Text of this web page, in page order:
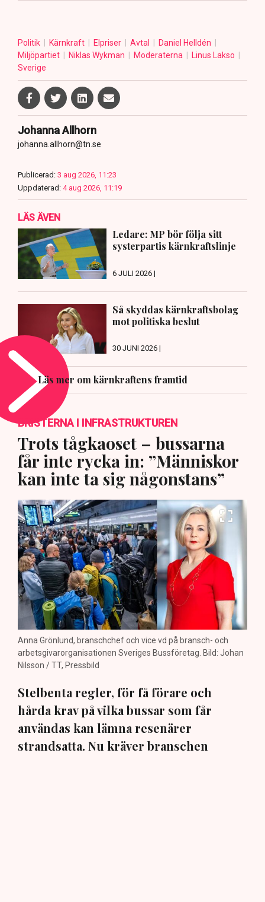
Politik Kärnkraft Elpriser Avtal
Daniel Helldén
Miljöpartiet
Niklas Wykman Moderaterna
Linus Lakso
Sverige
Johanna Allhorn
johanna.allhorn@tn.se
Publicerad: 3 aug 2026, 11:23
Uppdaterad: 4 aug 2026, 11:19
LÄS ÄVEN
Ledare: MP bör följa sitt
systerpartis kärnkraftslinje
6 JULI 2026 |
Så skyddas kärnkraftsbolag
mot politiska beslut
30 JUNI 2026 |
Läs mer om kärnkraftens framtid
BRISTERNA I INFRASTRUKTUREN
Trots tågkaoset – bussarna
får inte rycka in: ”Människor
kan inte ta sig någonstans”
Anna Grönlund, branschchef och vice vd på bransch- och
arbetsgivarorganisationen Sveriges Bussföretag. Bild: Johan
Nilsson / TT, Pressbild
Stelbenta regler, för få förare och
hårda krav på vilka bussar som får
användas kan lämna resenärer
strandsatta. Nu kräver branschen